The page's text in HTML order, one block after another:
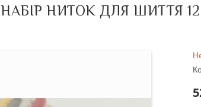
НАБІР НИТОК ДЛЯ ШИТТЯ